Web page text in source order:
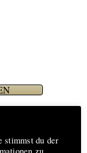
stimmst du der